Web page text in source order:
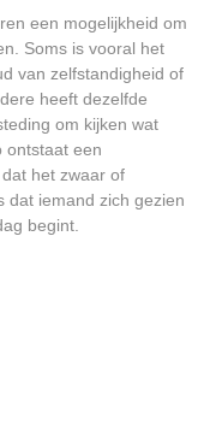
een mogelijkheid om
Soms is vooral het
van zelfstandigheid of
heeft dezelfde
om kijken wat
ontstaat een
het zwaar of
dat iemand zich gezien
begint.